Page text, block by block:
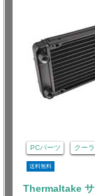
PCパーツ クー
送料無料
Thermaltake サ